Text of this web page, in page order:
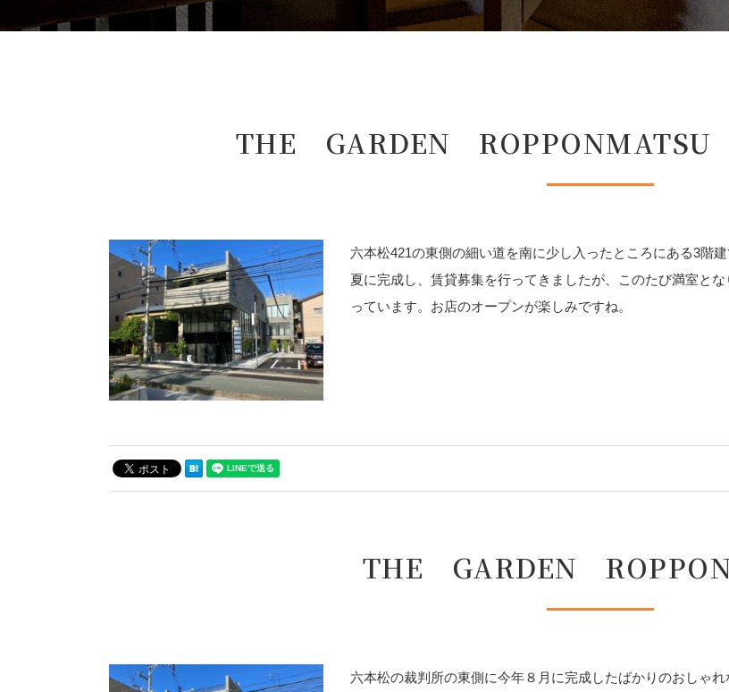
THE GARDEN ROPPONMATSU
六本松421の東側の細い道を南に少し入ったところにある3
夏に完成し、賃貸募集を行ってきましたが、このたび満室と
っています。お店のオープンが楽しみですね。
THE GARDEN
六本松の裁判所の東側に今年８月に完成したばかりのおし